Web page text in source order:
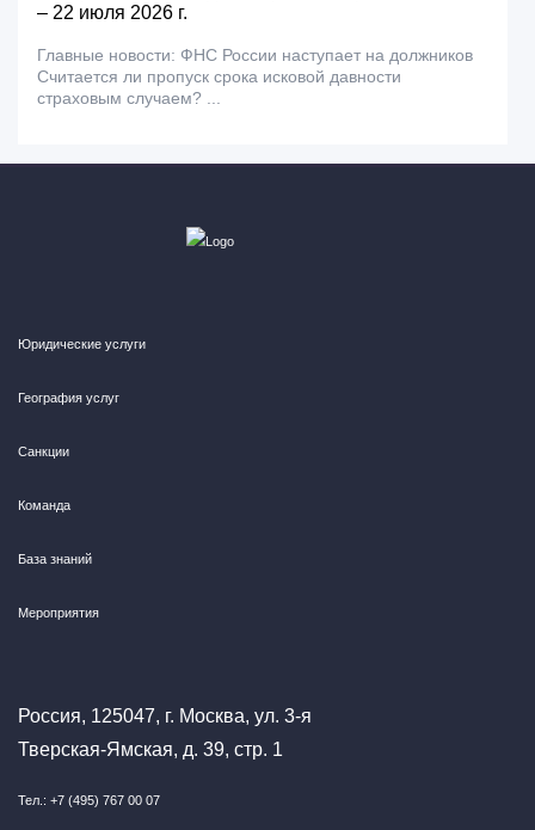
– 22 июля 2026 г.
Главные новости: ФНС России наступает на должников
Считается ли пропуск срока исковой давности
страховым случаем? ...
Юридические услуги
География услуг
Санкции
Команда
База знаний
Мероприятия
Россия, 125047, г. Москва, ул. 3-я
Тверская-Ямская, д. 39, стр. 1
Тел.: +7 (495) 767 00 07